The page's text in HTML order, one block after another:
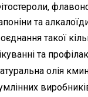
та
такої
та
олія